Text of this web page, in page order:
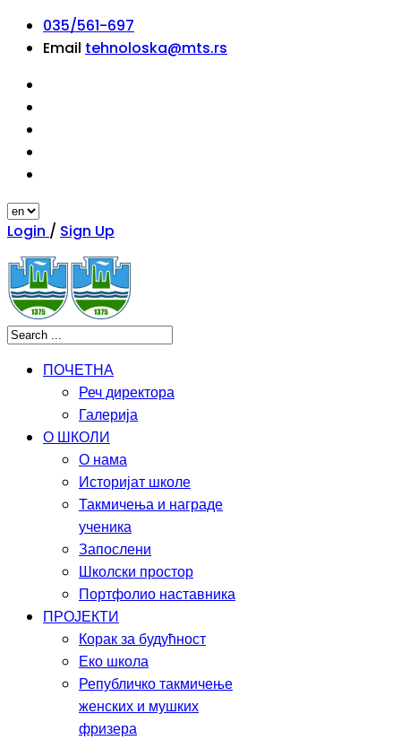
035/561-697
Email tehnoloska@mts.rs
Login / Sign Up
ПОЧЕТНА
Реч директора
Галерија
О ШКОЛИ
О нама
Историјат школе
Такмичења и награде
ученика
Запослени
Школски простор
Портфолио наставника
ПРОЈЕКТИ
Корак за будућност
Еко школа
Републичко такмичење
женских и мушких
фризера